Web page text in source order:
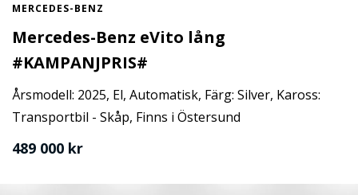
MERCEDES-BENZ
Mercedes-Benz eVito lång
#KAMPANJPRIS#
Årsmodell: 2025, El, Automatisk, Färg: Silver, Kaross:
Transportbil - Skåp, Finns i Östersund
489 000 kr